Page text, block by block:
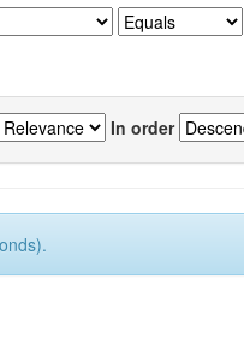
In order